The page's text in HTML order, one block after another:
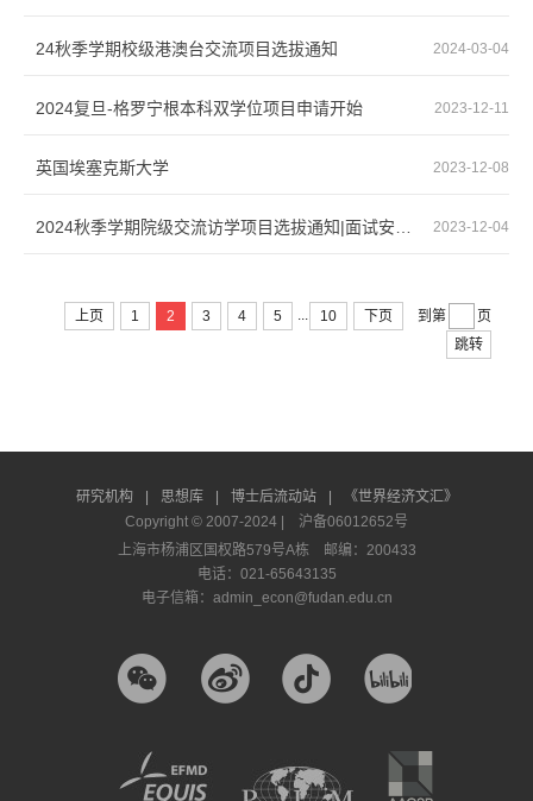
2024-03-04
24秋季学期校级港澳台交流项目选拔通知
2023-12-11
2024复旦-格罗宁根本科双学位项目申请开始
2023-12-08
英国埃塞克斯大学
2023-12-04
上页 1 2 3 4 5 ... 10 下页 到第
页
跳转
研究机构 | 思想库 | 博士后流动站 |
《世界经济文汇》
Copyright © 2007-2024 | 沪备06012652号
上海市杨浦区国权路579号A栋 邮编：200433
电话：021-65643135
电子信箱：admin_econ@fudan.edu.cn